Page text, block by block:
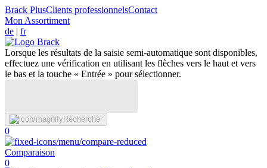
Brack PlusClients professionnelsContact
Mon Assortiment
de | fr
Lorsque les résultats de la saisie semi-automatique sont disponibles,
effectuez une vérification en utilisant les flèches vers le haut et vers
le bas et la touche « Entrée » pour sélectionner.
Rechercher
0
Comparaison
0